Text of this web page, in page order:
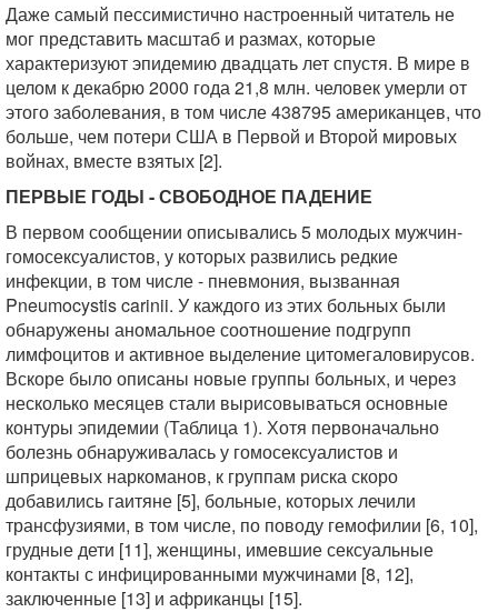
Даже самый пессимистично настроенный читатель не
мог представить масштаб и размах, которые
характеризуют эпидемию двадцать лет спустя. В мире в
целом к декабрю 2000 года 21,8 млн. человек умерли от
этого заболевания, в том числе 438795 американцев, что
больше, чем потери США в Первой и Второй мировых
войнах, вместе взятых [2].
ПЕРВЫЕ ГОДЫ - СВОБОДНОЕ ПАДЕНИЕ
В первом сообщении описывались 5 молодых мужчин-
гомосексуалистов, у которых развились редкие
инфекции, в том числе - пневмония, вызванная
Pneumocystis carinii. У каждого из этих больных были
обнаружены аномальное соотношение подгрупп
лимфоцитов и активное выделение цитомегаловирусов.
Вскоре было описаны новые группы больных, и через
несколько месяцев стали вырисовываться основные
контуры эпидемии (Таблица 1). Хотя первоначально
болезнь обнаруживалась у гомосексуалистов и
шприцевых наркоманов, к группам риска скоро
добавились гаитяне [5], больные, которых лечили
трансфузиями, в том числе, по поводу гемофилии [6, 10],
грудные дети [11], женщины, имевшие сексуальные
контакты с инфицированными мужчинами [8, 12],
заключенные [13] и африканцы [15].